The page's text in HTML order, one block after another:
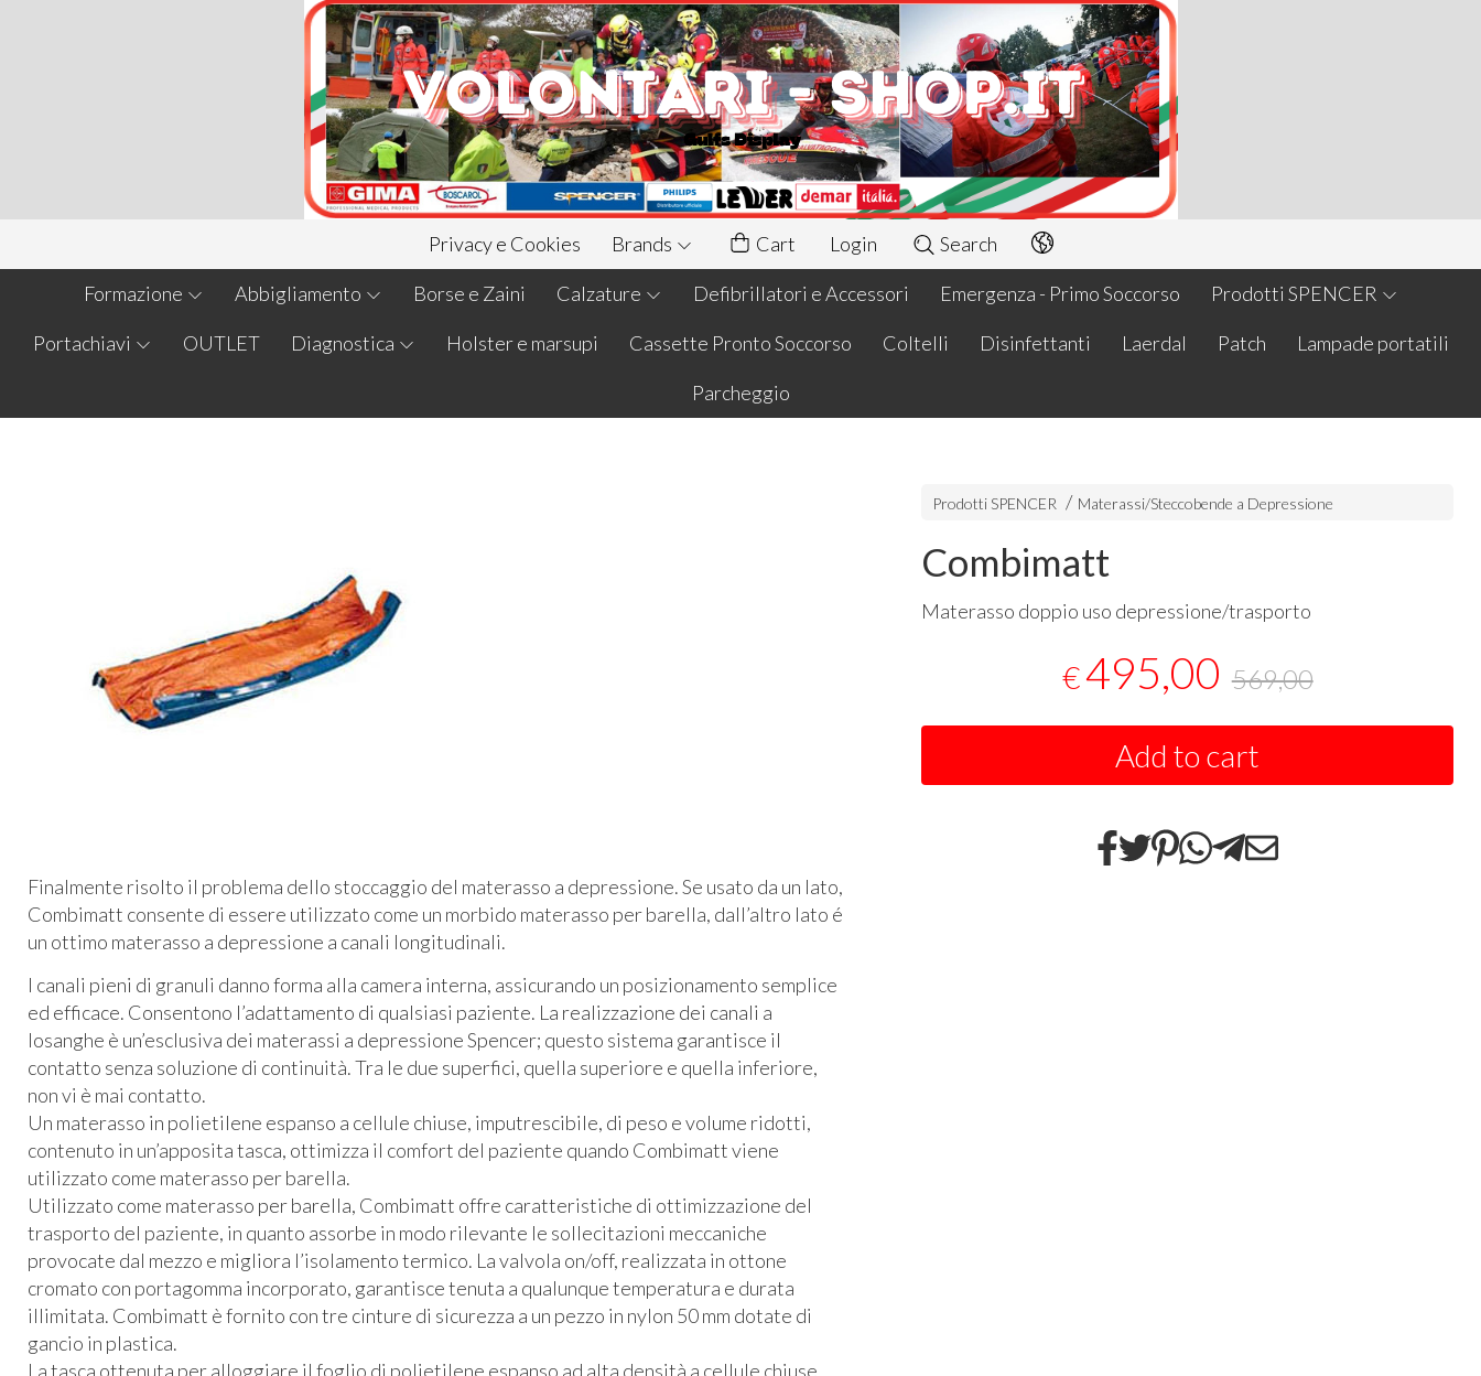
Privacy e Cookies Brands Cart Login Search
Formazione Abbigliamento Borse e Zaini Calzature Defibrillatori e Accessori Emergenza - Primo Soccorso Prodotti SPENCER
Portachiavi OUTLET Diagnostica Holster e marsupi Cassette Pronto Soccorso Coltelli Disinfettanti Laerdal Patch Lampade portatili
Parcheggio
Finalmente risolto il problema dello stoccaggio del materasso a depressione. Se usato da un lato,
Combimatt consente di essere utilizzato come un morbido materasso per barella, dall’altro lato é
un ottimo materasso a depressione a canali longitudinali.
I canali pieni di granuli danno forma alla camera interna, assicurando un posizionamento semplice
ed efficace. Consentono l’adattamento di qualsiasi paziente. La realizzazione dei canali a
losanghe è un’esclusiva dei materassi a depressione Spencer; questo sistema garantisce il
contatto senza soluzione di continuità. Tra le due superfici, quella superiore e quella inferiore,
non vi è mai contatto.
Un materasso in polietilene espanso a cellule chiuse, imputrescibile, di peso e volume ridotti,
contenuto in un’apposita tasca, ottimizza il comfort del paziente quando Combimatt viene
utilizzato come materasso per barella.
Utilizzato come materasso per barella, Combimatt offre caratteristiche di ottimizzazione del
trasporto del paziente, in quanto assorbe in modo rilevante le sollecitazioni meccaniche
provocate dal mezzo e migliora l’isolamento termico. La valvola on/off, realizzata in ottone
cromato con portagomma incorporato, garantisce tenuta a qualunque temperatura e durata
illimitata. Combimatt è fornito con tre cinture di sicurezza a un pezzo in nylon 50 mm dotate di
gancio in plastica.
La tasca ottenuta per alloggiare il foglio di polietilene espanso ad alta densità a cellule chiuse
Prodotti SPENCER Materassi/Steccobende a Depressione
Combimatt
Materasso doppio uso depressione/trasporto
€495,00 569,00
Add to cart